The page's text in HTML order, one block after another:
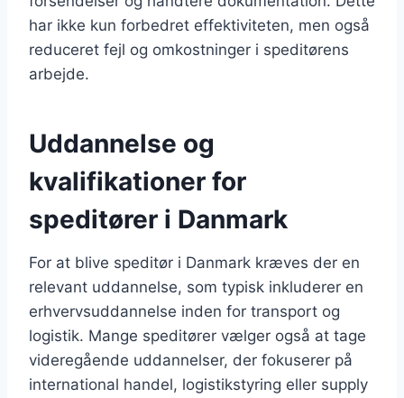
har ikke kun forbedret effektiviteten, men også
reduceret fejl og omkostninger i speditørens
arbejde.
Uddannelse og
kvalifikationer for
speditører i Danmark
For at blive speditør i Danmark kræves der en
relevant uddannelse, som typisk inkluderer en
erhvervsuddannelse inden for transport og
logistik. Mange speditører vælger også at tage
videregående uddannelser, der fokuserer på
international handel, logistikstyring eller supply